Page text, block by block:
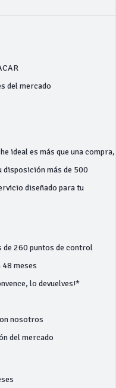
del mercado
ideal es más que una compra,
disposición más de 500
diseñado para tu
de 260 puntos de control
meses
lo devuelves!*
nosotros
del mercado